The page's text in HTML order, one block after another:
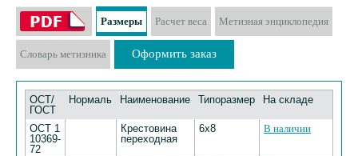
Размеры Расчет веса Метизная энциклопедия
Словарь метизника Оформить заказ
ОСТ/
ГОСТ
Нормаль Наименование Типоразмер На складе
ОСТ 1
10369-
72
Крестовина
переходная
6х8 В наличии